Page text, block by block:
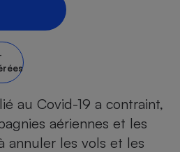
au Covid-19 a contraint,
aériennes et les
annuler les vols et les
Lave-linge
Antimoustique